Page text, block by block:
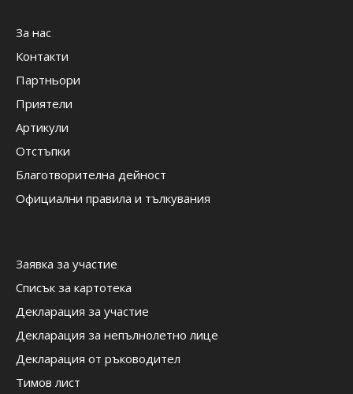
За нас
Контакти
Партньори
Приятели
Артикули
Отстъпки
Благотворителна дейност
Официални правила и тълкувания
Заявка за участие
Списък за картотека
Декларация за участие
Декларация за непълнолетно лице
Декларация от ръководител
Тимов лист